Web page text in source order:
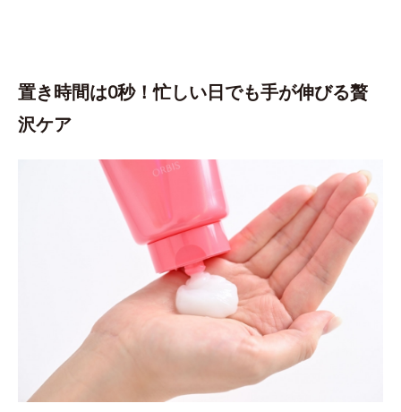
置き時間は0秒！忙しい日でも手が伸びる贅
沢ケア